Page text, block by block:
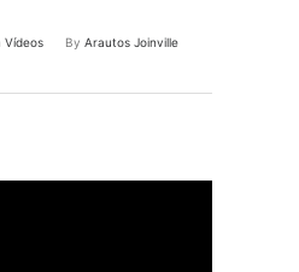
Vídeos By Arautos Joinville